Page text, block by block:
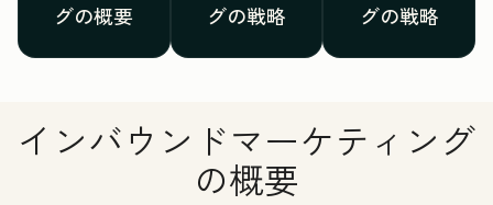
グの概要
グの戦略
グの戦略
インバウンドマーケティング
の概要